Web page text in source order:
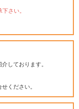
さい。
しております。
ください。